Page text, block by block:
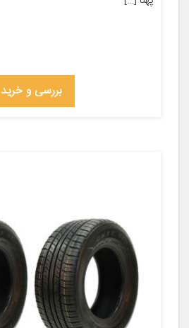
بررسی و خرید